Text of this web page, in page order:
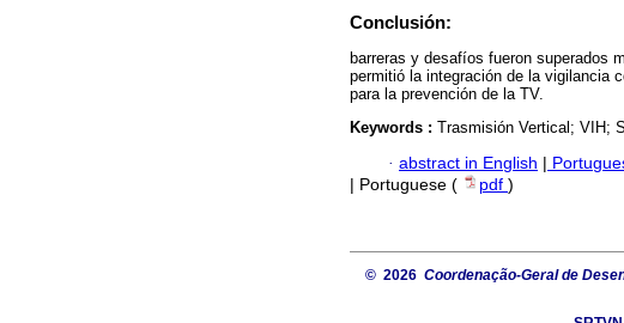
Conclusión:
barreras y desafíos fueron superados
permitió la integración de la vigilancia
para la prevención de la TV.
Keywords : Trasmisión Vertical; VIH;
· abstract in English
| Portuguese (
pdf )
© 2026 Coordenação-Geral de